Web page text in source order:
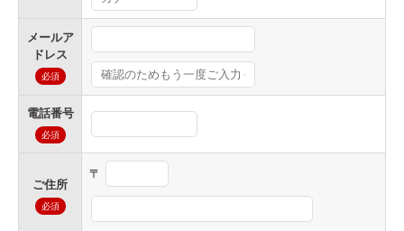
メールア
ドレス
必須
電話番号
必須
ご住所
必須
〒